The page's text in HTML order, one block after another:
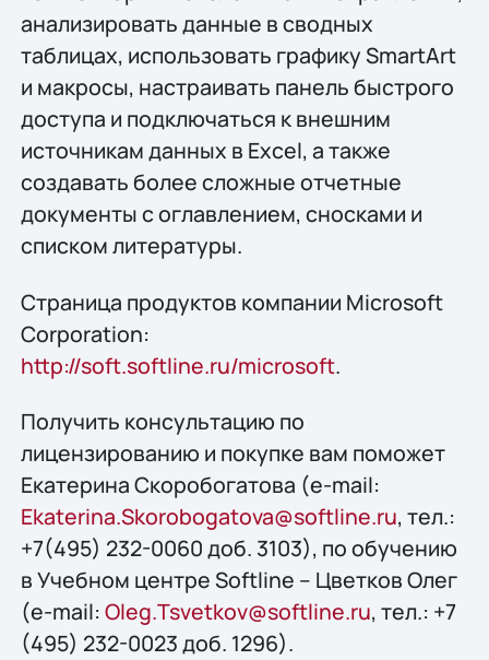
анализировать данные в сводных
таблицах, использовать графику SmartArt
и макросы, настраивать панель быстрого
доступа и подключаться к внешним
источникам данных в Excel, а также
создавать более сложные отчетные
документы с оглавлением, сносками и
списком литературы.
Страница продуктов компании Microsoft
Corporation:
http://soft.softline.ru/microsoft.
Получить конcультацию по
лицензированию и покупке вам поможет
Екатерина Скоробогатова (e-mail:
Ekaterina.Skorobogatova@softline.ru, тел.:
+7(495) 232-0060 доб. 3103), по обучению
в Учебном центре Softline – Цветков Олег
(e-mail: Oleg.Tsvetkov@softline.ru, тел.: +7
(495) 232-0023 доб. 1296).